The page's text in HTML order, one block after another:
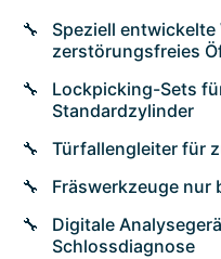
Speziell
zerstörungsfreies
Lockpicking-Sets
Standardzylinder
Türfallengleiter für
Fräswerkzeuge nur
Digitale
Schlossdiagnose